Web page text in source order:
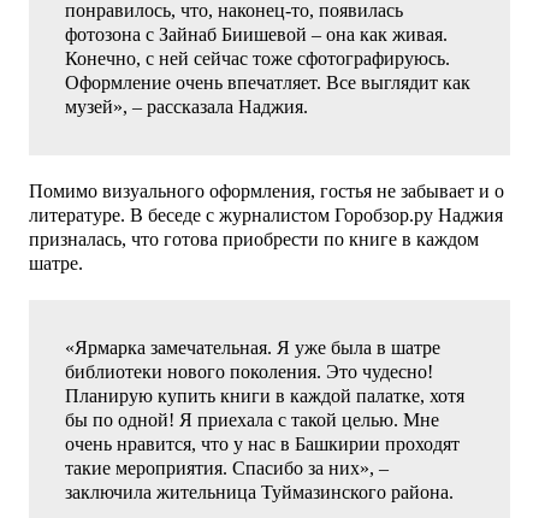
понравилось, что, наконец-то, появилась
фотозона с Зайнаб Биишевой – она как живая.
Конечно, с ней сейчас тоже сфотографируюсь.
Оформление очень впечатляет. Все выглядит как
музей», – рассказала Наджия.
Помимо визуального оформления, гостья не забывает и о
литературе. В беседе с журналистом Горобзор.ру Наджия
призналась, что готова приобрести по книге в каждом
шатре.
«Ярмарка замечательная. Я уже была в шатре
библиотеки нового поколения. Это чудесно!
Планирую купить книги в каждой палатке, хотя
бы по одной! Я приехала с такой целью. Мне
очень нравится, что у нас в Башкирии проходят
такие мероприятия. Спасибо за них», –
заключила жительница Туймазинского района.